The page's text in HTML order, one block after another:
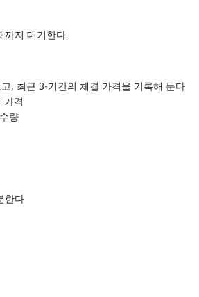
지 대기한다.
, 최근 3-기간의 체결 가격을 기록해 둔다
격
량
한다